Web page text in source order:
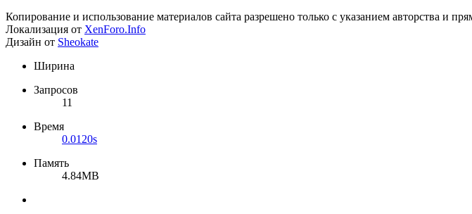
Копирование и использование материалов сайта разрешено только с указанием авторства и
Локализация от XenForo.Info
Дизайн от Sheokate
Ширина
Запросов
11
Время
0.0120s
Память
4.84MB